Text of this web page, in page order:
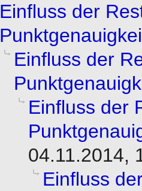
Einfluss der
Einfluss der
Einfluss der
04.11.2014,
Einfluss